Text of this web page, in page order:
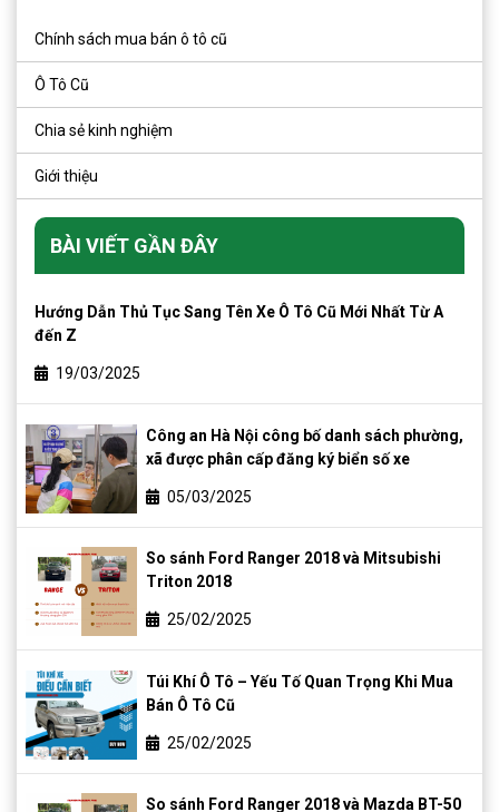
Chính sách mua bán ô tô cũ
Ô Tô Cũ
Chia sẻ kinh nghiệm
Giới thiệu
BÀI VIẾT GẦN ĐÂY
Hướng Dẫn Thủ Tục Sang Tên Xe Ô Tô Cũ Mới Nhất Từ A
đến Z
19/03/2025
Công an Hà Nội công bố danh sách phường,
xã được phân cấp đăng ký biển số xe
05/03/2025
So sánh Ford Ranger 2018 và Mitsubishi
Triton 2018
25/02/2025
Túi Khí Ô Tô – Yếu Tố Quan Trọng Khi Mua
Bán Ô Tô Cũ
25/02/2025
So sánh Ford Ranger 2018 và Mazda BT-50